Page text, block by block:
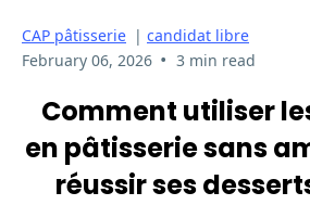
CAP pâtisserie | candidat libre
February 06, 2026 • 3 min read
Comment utiliser
en pâtisserie sans
réussir ses